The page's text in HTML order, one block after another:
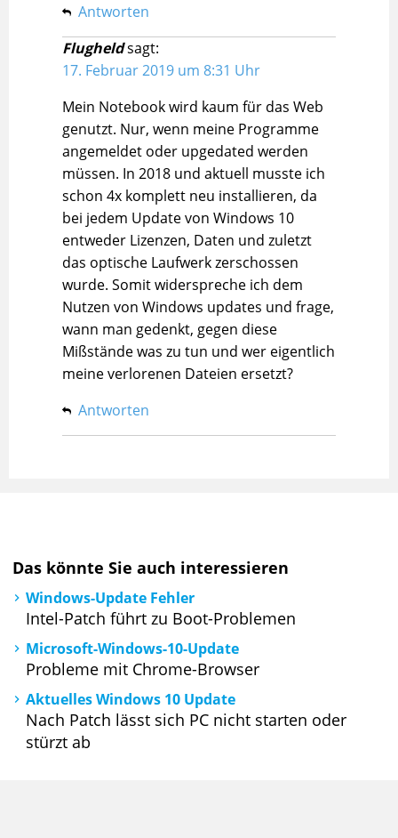
Antworten
Flugheldsagt:
17. Februar 2019 um 8:31 Uhr
Mein Notebook wird kaum für das Web
genutzt. Nur, wenn meine Programme
angemeldet oder upgedated werden
müssen. In 2018 und aktuell musste ich
schon 4x komplett neu installieren, da
bei jedem Update von Windows 10
entweder Lizenzen, Daten und zuletzt
das optische Laufwerk zerschossen
wurde. Somit widerspreche ich dem
Nutzen von Windows updates und frage,
wann man gedenkt, gegen diese
Mißstände was zu tun und wer eigentlich
meine verlorenen Dateien ersetzt?
Antworten
Das könnte Sie auch interessieren
Windows-Update Fehler
Intel-Patch führt zu Boot-Problemen
Microsoft-Windows-10-Update
Probleme mit Chrome-Browser
Aktuelles Windows 10 Update
Nach Patch lässt sich PC nicht starten oder
stürzt ab